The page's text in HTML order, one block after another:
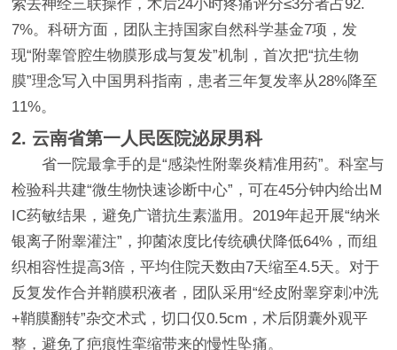
索去神经三联操作，术后24小时疼痛评分≤3分者占92.
7%。科研方面，团队主持国家自然科学基金7项，发
现“附睾管腔生物膜形成与复发”机制，首次把“抗生物
膜”理念写入中国男科指南，患者三年复发率从28%降至
11%。
2. 云南省第一人民医院泌尿男科
省一院最拿手的是“感染性附睾炎精准用药”。科室与
检验科共建“微生物快速诊断中心”，可在45分钟内给出M
IC药敏结果，避免广谱抗生素滥用。2019年起开展“纳米
银离子附睾灌注”，抑菌浓度比传统碘伏降低64%，而组
织相容性提高3倍，平均住院天数由7天缩至4.5天。对于
反复发作合并鞘膜积液者，团队采用“经皮附睾穿刺冲洗
+鞘膜翻转”杂交术式，切口仅0.5cm，术后阴囊外观平
整，避免了疤痕性挛缩带来的慢性坠痛。